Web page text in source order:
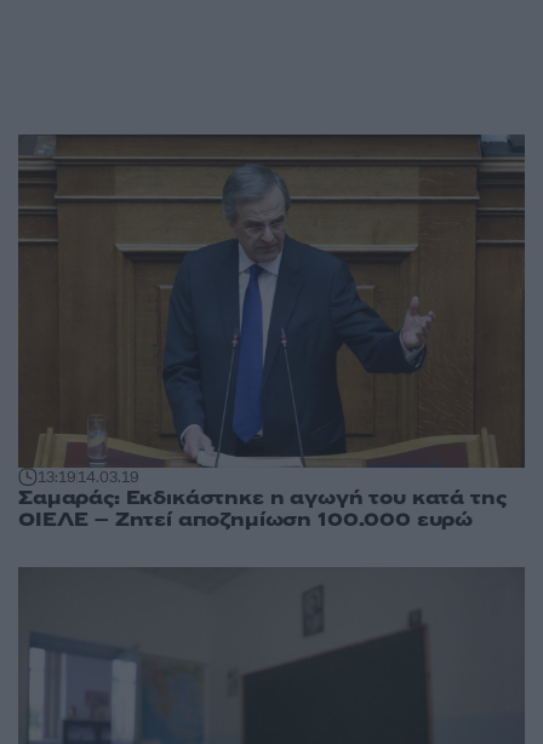
13:1914.03.19
Σαμαράς: Εκδικάστηκε η αγωγή του κατά της
ΟΙΕΛΕ – Ζητεί αποζημίωση 100.000 ευρώ